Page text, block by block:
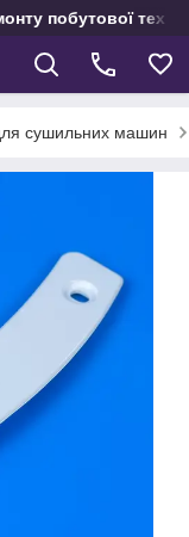
побутової
сушильних машин